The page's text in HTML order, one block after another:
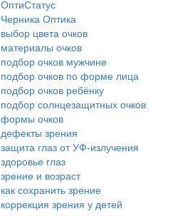
ОптиСтатус
Черника Оптика
выбор цвета очков
материалы очков
подбор очков мужчине
подбор очков по форме лица
подбор очков ребёнку
подбор солнцезащитных очков
формы очков
дефекты зрения
защита глаз от УФ-излучения
здоровье глаз
зрение и возраст
как сохранить зрение
коррекция зрения у детей